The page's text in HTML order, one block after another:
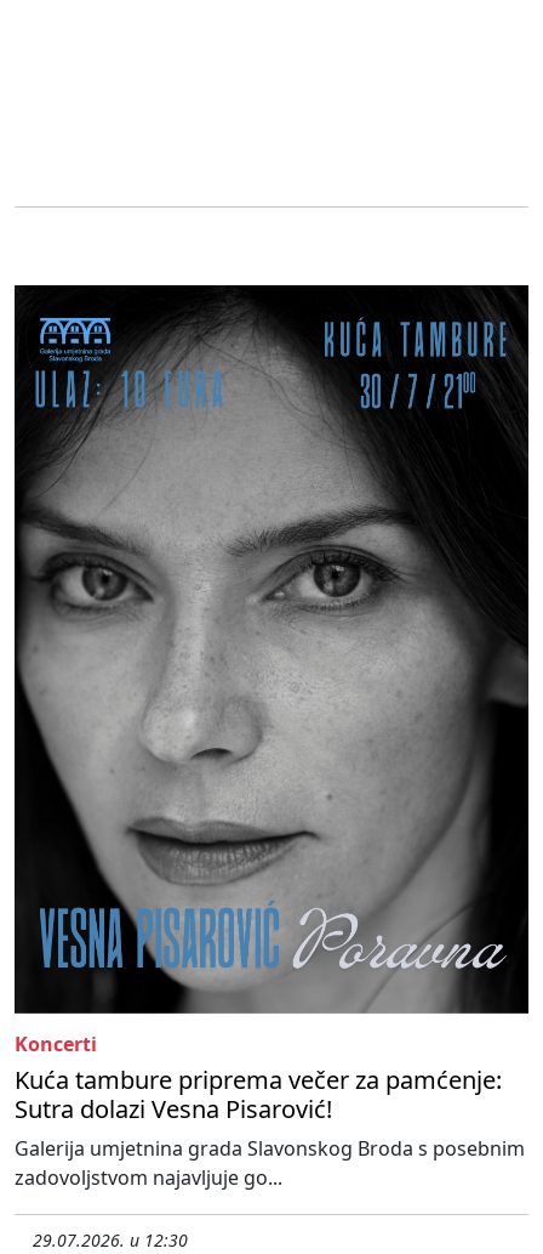
Koncerti
Kuća tambure priprema večer za pamćenje:
Sutra dolazi Vesna Pisarović!
Galerija umjetnina grada Slavonskog Broda s posebnim
zadovoljstvom najavljuje go...
29.07.2026. u 12:30